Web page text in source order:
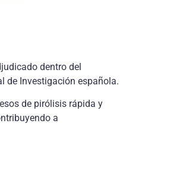
dentro del
de Investigación española.
de pirólisis rápida y
a